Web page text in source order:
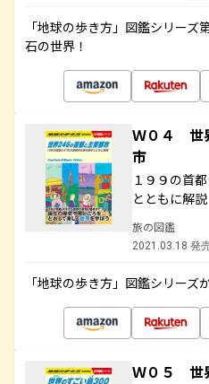
「地球の歩き方」図鑑シリー
石の世界！
Ｗ０４ 世
市
１９９の首
とともに解説
旅の図鑑
2021.03.18 発
「地球の歩き方」図鑑シリーズ
Ｗ０５ 世